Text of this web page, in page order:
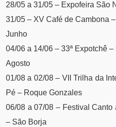
28/05 a 31/05 – Expofeira São
31/05 – XV Café de Cambona
Junho
04/06 a 14/06 – 33ª Expotchê –
Agosto
01/08 a 02/08 – VII Trilha da
Pé – Roque Gonzales
06/08 a 07/08 – Festival
– São Borja